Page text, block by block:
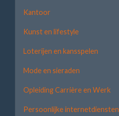
Kantoor
Kunst en lifestyle
Loterijen en kansspelen
Mode en sieraden
Opleiding Carrière en Werk
Persoonlijke internetdiensten